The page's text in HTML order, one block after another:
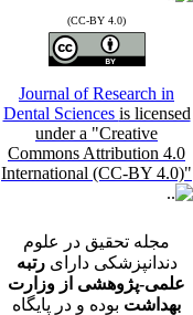
(CC-BY 4.0)
Journal of Research in
Dental Sciences is licensed
under a "Creative
Commons Attribution 4.0
International (CC-BY 4.0)"
مجله تحقیق در علوم
دندانپزشکی دارایرتبه
علمی-پژوهشی از وزارت
بهداشت بوده و در پایگاه